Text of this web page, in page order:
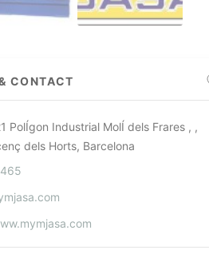
CONTACT
PolÍgon Industrial MolÍ dels Frares , ,
dels Horts, Barcelona